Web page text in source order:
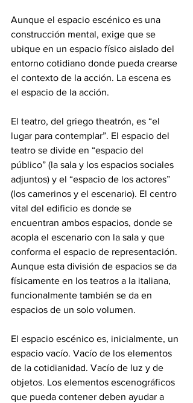
Aunque el espacio escénico es una
construcción mental, exige que se
ubique en un espacio físico aislado del
entorno cotidiano donde pueda crearse
el contexto de la acción. La escena es
el espacio de la acción.
El teatro, del griego theatrón, es “el
lugar para contemplar”. El espacio del
teatro se divide en “espacio del
público” (la sala y los espacios sociales
adjuntos) y el “espacio de los actores”
(los camerinos y el escenario). El centro
vital del edificio es donde se
encuentran ambos espacios, donde se
acopla el escenario con la sala y que
conforma el espacio de representación.
Aunque esta división de espacios se da
físicamente en los teatros a la italiana,
funcionalmente también se da en
espacios de un solo volumen.
El espacio escénico es, inicialmente, un
espacio vacío. Vacío de los elementos
de la cotidianidad. Vacío de luz y de
objetos. Los elementos escenográficos
que pueda contener deben ayudar a